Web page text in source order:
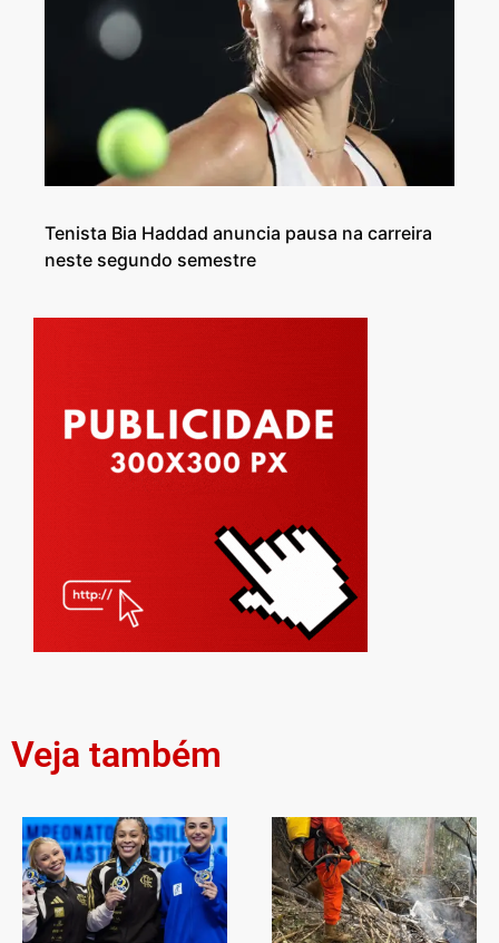
Tenista Bia Haddad anuncia pausa na carreira
neste segundo semestre
Veja também